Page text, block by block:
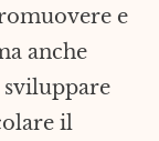
e
anche
il